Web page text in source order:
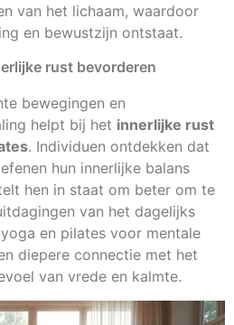
van het lichaam, waardoor
en bewustzijn ontstaat.
rust bevorderen
bewegingen en
helpt bij het innerlijke rust
. Individuen ontdekken dat
hun innerlijke balans
hen in staat om beter om te
van het dagelijks
en pilates voor mentale
diepere connectie met het
van vrede en kalmte.